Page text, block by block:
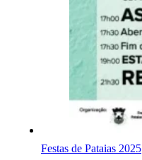
Festas de Pataias 2025